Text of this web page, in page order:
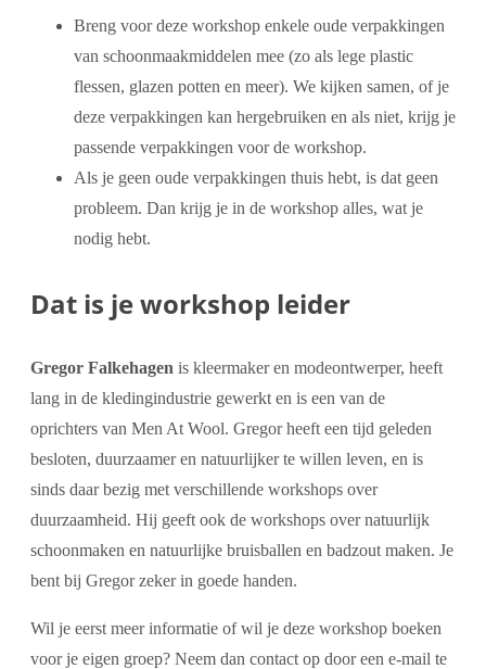
Breng voor deze workshop enkele oude verpakkingen
van schoonmaakmiddelen mee (zo als lege plastic
flessen, glazen potten en meer). We kijken samen, of je
deze verpakkingen kan hergebruiken en als niet, krijg je
passende verpakkingen voor de workshop.
Als je geen oude verpakkingen thuis hebt, is dat geen
probleem. Dan krijg je in de workshop alles, wat je
nodig hebt.
Dat is je workshop leider
Gregor Falkehagen is kleermaker en modeontwerper, heeft
lang in de kledingindustrie gewerkt en is een van de
oprichters van Men At Wool. Gregor heeft een tijd geleden
besloten, duurzaamer en natuurlijker te willen leven, en is
sinds daar bezig met verschillende workshops over
duurzaamheid. Hij geeft ook de workshops over natuurlijk
schoonmaken en natuurlijke bruisballen en badzout maken. Je
bent bij Gregor zeker in goede handen.
Wil je eerst meer informatie of wil je deze workshop boeken
voor je eigen groep? Neem dan contact op door een e-mail te